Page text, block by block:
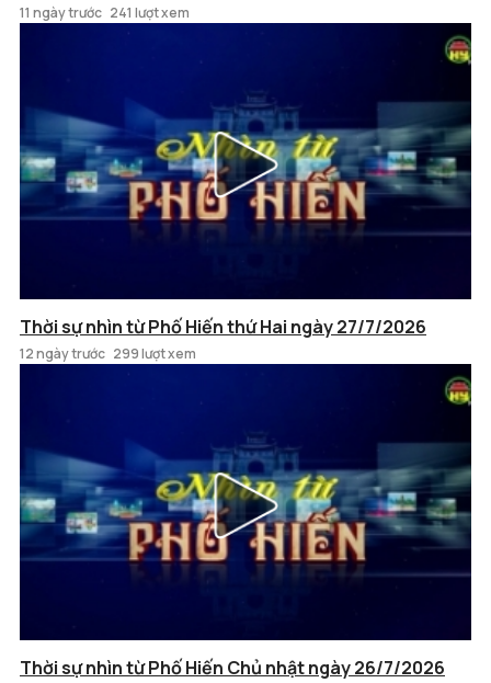
11 ngày trước 241 lượt xem
Thời sự nhìn từ Phố Hiến thứ Hai ngày 27/7/2026
12 ngày trước 299 lượt xem
Thời sự nhìn từ Phố Hiến Chủ nhật ngày 26/7/2026